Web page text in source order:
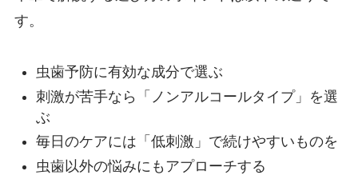
す。
虫歯予防に有効な成分で選ぶ
刺激が苦手なら「ノンアルコールタイプ」を選
ぶ
毎日のケアには「低刺激」で続けやすいものを
虫歯以外の悩みにもアプローチする